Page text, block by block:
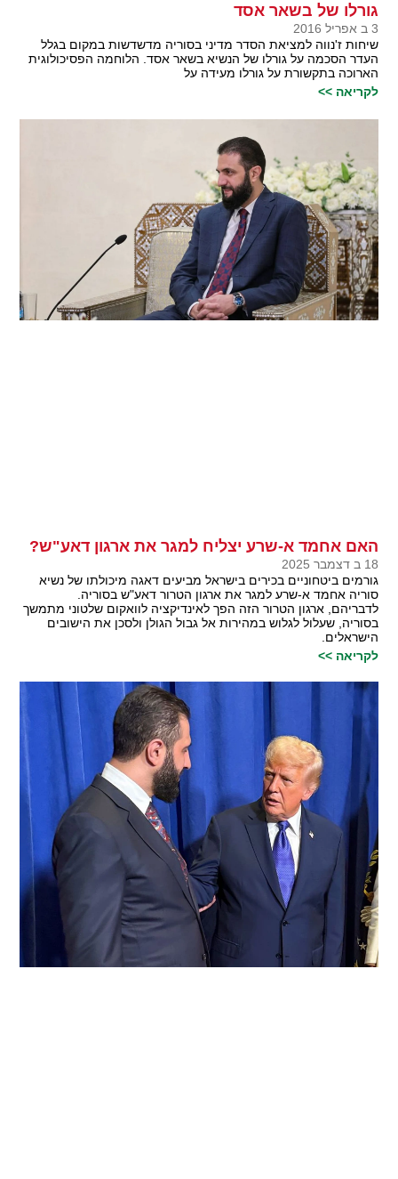
גורלו של בשאר אסד
3 ב אפריל 2016
שיחות ז'נווה למציאת הסדר מדיני בסוריה מדשדשות במקום בגלל
העדר הסכמה על גורלו של הנשיא בשאר אסד. הלוחמה הפסיכולוגית
הארוכה בתקשורת על גורלו מעידה על
לקריאה >>
האם אחמד א-שרע יצליח למגר את ארגון דאע"ש?
18 ב דצמבר 2025
גורמים ביטחוניים בכירים בישראל מביעים דאגה מיכולתו של נשיא
סוריה אחמד א-שרע למגר את ארגון הטרור דאע"ש בסוריה.
לדבריהם, ארגון הטרור הזה הפך לאינדיקציה לוואקום שלטוני מתמשך
בסוריה, שעלול לגלוש במהירות אל גבול הגולן ולסכן את הישובים
הישראלים.
לקריאה >>